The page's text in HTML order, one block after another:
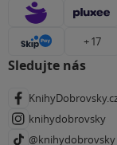
+ 17
Sledujte nás
knihydobrovsky
@knihydobrovsky